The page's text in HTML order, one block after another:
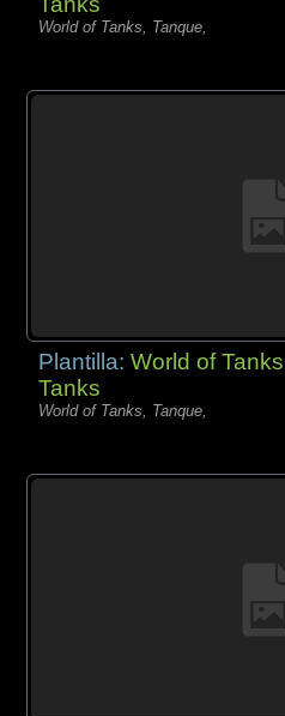
World of Tanks, Tanque,
Plantilla:World of Tanks
Tanks
World of Tanks, Tanque,